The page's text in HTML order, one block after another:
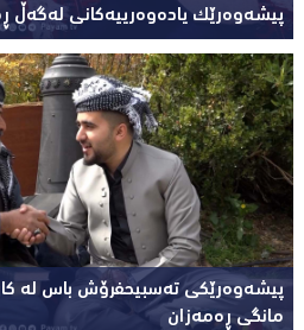
پیشەوەرێک یادەوەرییەکانی لەگەڵ
پیشەوەرێکی تەسبیحفرۆش باس لە
مانگی ڕەمەزان